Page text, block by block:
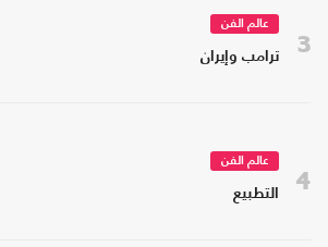
3
عالم الفن
ترامب وإيران
4
عالم الفن
التطبيع